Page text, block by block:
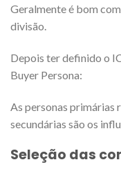
Geralmente é bom
divisão.
Depois ter definido o
Buyer Persona:
As personas primárias
secundárias são os
Seleção das